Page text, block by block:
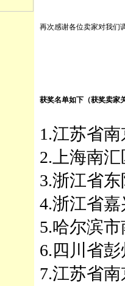
再次感谢各位卖家对我们
获奖名单如下（获奖卖家
1.江苏省
2.上海南
3.浙江省
4.浙江省
5.哈尔滨
6.四川省
7.江苏省